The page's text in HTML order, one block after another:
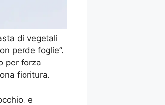
di vegetali
perde foglie”.
per forza
fioritura.
e